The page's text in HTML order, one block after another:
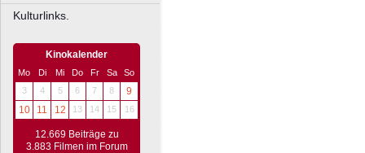
Kulturlinks.
Kinokalender
Mo Di Mi Do Fr Sa
So
3
4 5 6 7 8
9
10
11 12 13 14 15 16
12.669 Beiträge zu
3.883 Filmen im Forum